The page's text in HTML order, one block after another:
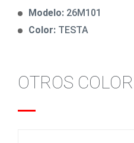
Modelo: 26M101
Color: TESTA
OTROS